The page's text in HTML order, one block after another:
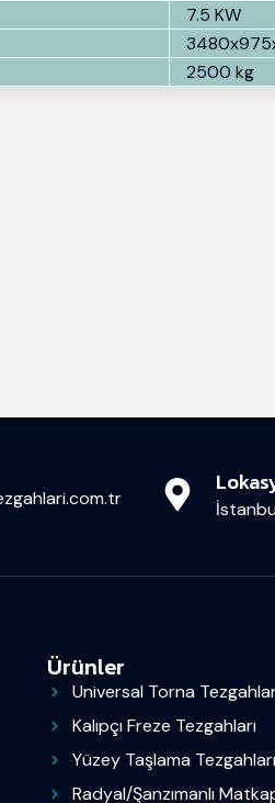
7.5 KW
2500 kg
Ürünler
Universal Torna
Kalıpçı Freze Tezgahları
Yüzey Taşlama Tezgahları
Radyal/Şanzımanlı